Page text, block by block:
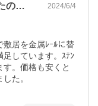
商品到着後、家の建具が重くなったので敷… 2024/6/4
居を金属ﾚｰﾙに替
しています。ｽﾃﾝ
。価格も安くと
た。